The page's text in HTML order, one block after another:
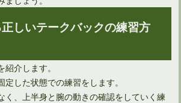
しいテークバックの練習方
介します。
した状態での練習をします。
く、上半身と腕の動きの確認をしていく練